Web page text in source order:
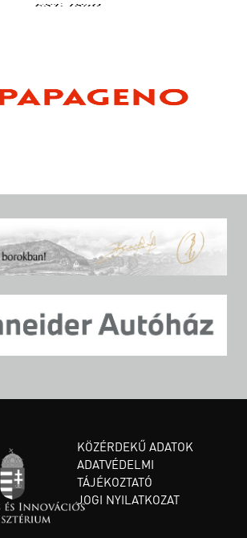
KÖZÉRDEKŰ ADATOK
ADATVÉDELMI
TÁJÉKOZTATÓ
JOGI NYILATKOZAT